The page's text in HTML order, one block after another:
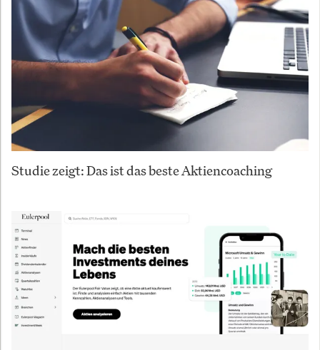
Studie zeigt: Das ist das beste Aktiencoaching